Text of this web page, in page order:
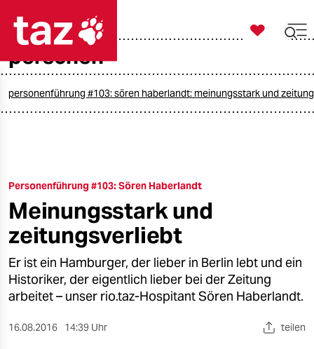
taz zahl ich
öko
gesellschaft
kultur
sport

taz zahl ich
personen
personenführung #103: sören haberlandt: meinungsstark und
Personenführung #103: Sören Haberlandt
Meinungsstark und
zeitungsverliebt
Er ist ein Hamburger, der lieber in Berlin lebt und ein
Historiker, der eigentlich lieber bei der Zeitung
arbeitet – unser rio.taz-Hospitant Sören Haberlandt.
16.08.2016 14:39 Uhr teilen